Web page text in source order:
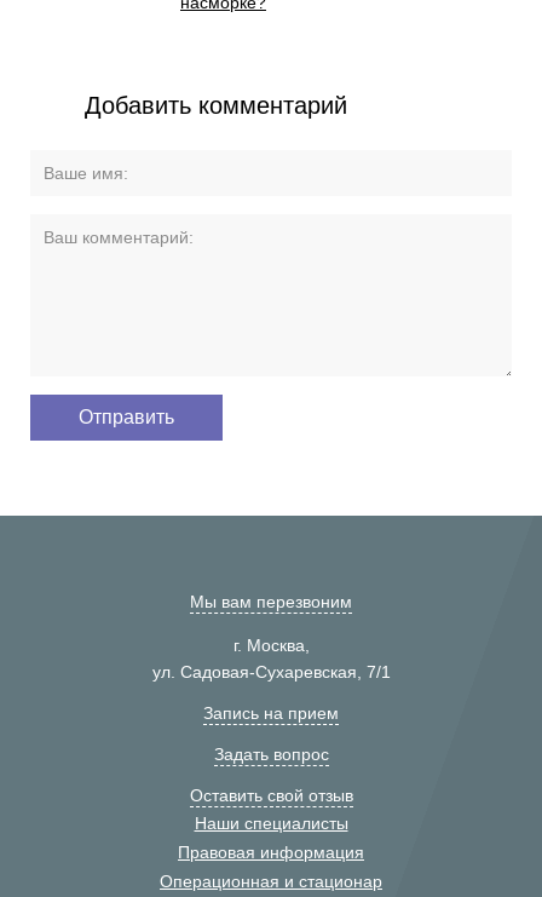
Добавить комментарий
Мы вам перезвоним
г. Москва,
ул. Садовая-Сухаревская, 7/1
Запись на прием
Задать вопрос
Оставить свой отзыв
Наши специалисты
Правовая информация
Операционная и стационар